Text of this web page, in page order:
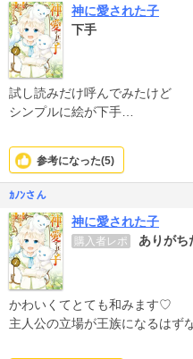
神に愛された子
下手
試し読みだけ呼んでみたけど
シンプルに絵が下手
まぁ表紙の時点でわかるわな
参考になった(5)
ｶﾉﾝさん
神に愛された子
購入者レポ ありが
かわいくてとても和みます♡
主人公の立場が王族になるはず